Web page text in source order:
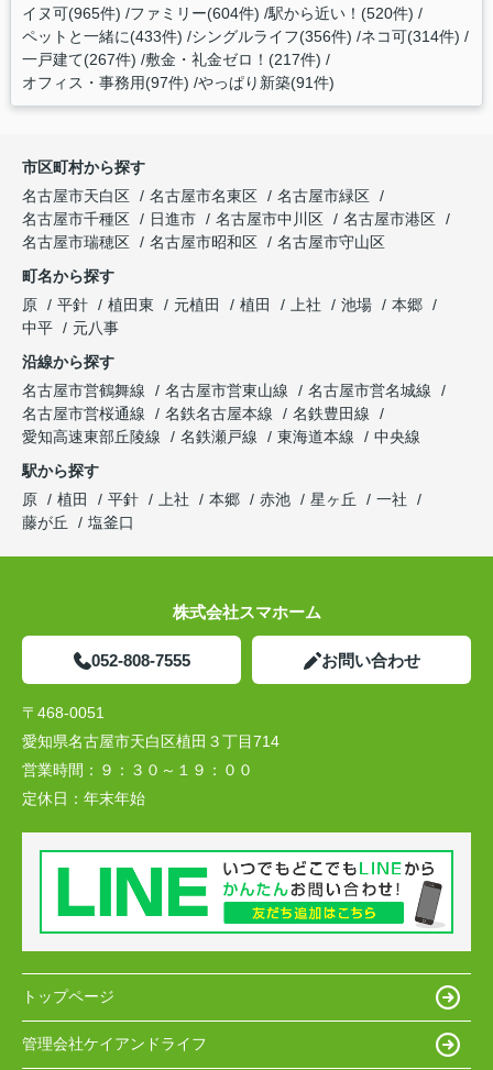
イヌ可(965件) ファミリー(604件) 駅から近い！(520件)
ペットと一緒に(433件) シングルライフ(356件) ネコ可(314件)
一戸建て(267件) 敷金・礼金ゼロ！(217件)
オフィス・事務用(97件) やっぱり新築(91件)
市区町村から探す
名古屋市天白区
名古屋市名東区
名古屋市緑区
名古屋市千種区
日進市 名古屋市中川区
名古屋市港区
名古屋市瑞穂区
名古屋市昭和区
名古屋市守山区
町名から探す
原
平針 植田東 元植田 植田 上社 池場
本郷
中平
元八事
沿線から探す
名古屋市営鶴舞線
名古屋市営東山線
名古屋市営名城線
名古屋市営桜通線
名鉄名古屋本線
名鉄豊田線
愛知高速東部丘陵線
名鉄瀬戸線 東海道本線
中央線
駅から探す
原
植田 平針 上社 本郷 赤池 星ヶ丘
一社
藤が丘
塩釜口
株式会社スマホーム
052-808-7555 お問い合わせ
〒468-0051
愛知県名古屋市天白区植田３丁目714
営業時間： ９：３０～１９：００
定休日： 年末年始
トップページ
管理会社ケイアンドライフ